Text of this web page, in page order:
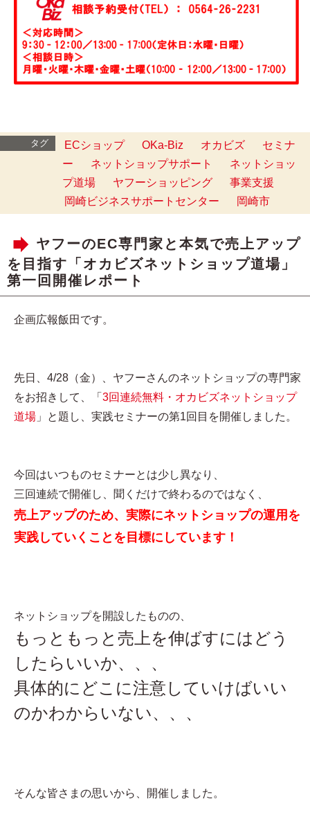
タグ ECショップ OKa-Biz オカビズ
セミナ
ー
ネットショップサポート
ネットショッ
プ道場
ヤフーショッピング
事業支援
岡崎ビジネスサポートセンター
岡崎市
ヤフーのEC専門家と本気で売上アップ
を目指す「オカビズネットショップ道場」
第一回開催レポート
企画広報飯田です。
先日、4/28（金）、ヤフーさんのネットショップの専門家
をお招きして、「 3回連続無料・オカビズネットショップ
道場 」と題し、実践セミナーの第1回目を開催しました。
今回はいつものセミナーとは少し異なり、
三回連続で開催し、聞くだけで終わるのではなく、
売上アップのため、実際にネットショップの運用を
実践していくことを目標にしています！
ネットショップを開設したものの、
もっともっと売上を伸ばすにはどう
したらいいか、、、
具体的にどこに注意していけばいい
のかわからいない、、、
そんな皆さまの思いから、開催しました。